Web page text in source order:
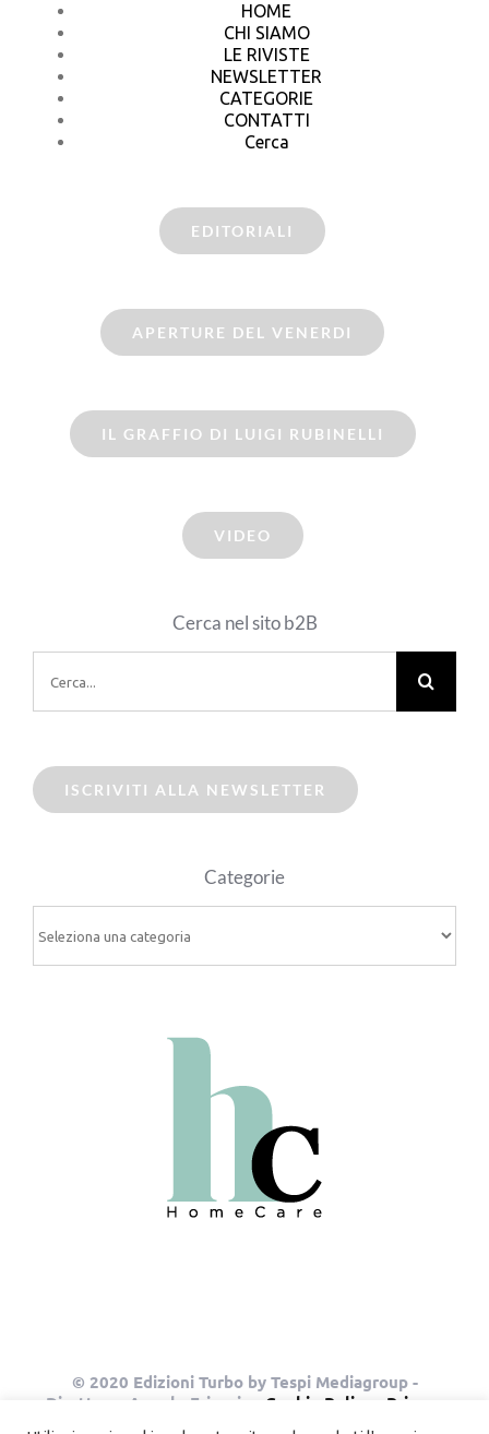
HOME
CHI SIAMO
LE RIVISTE
NEWSLETTER
CATEGORIE
CONTATTI
Cerca
EDITORIALI
APERTURE DEL VENERDI
IL GRAFFIO DI LUIGI RUBINELLI
VIDEO
Cerca nel sito b2B
per:
ISCRIVITI ALLA NEWSLETTER
Categorie
© 2020 Edizioni Turbo by Tespi Mediagroup -
Direttore: Angelo Frigerio - Cookie Policy
Privacy